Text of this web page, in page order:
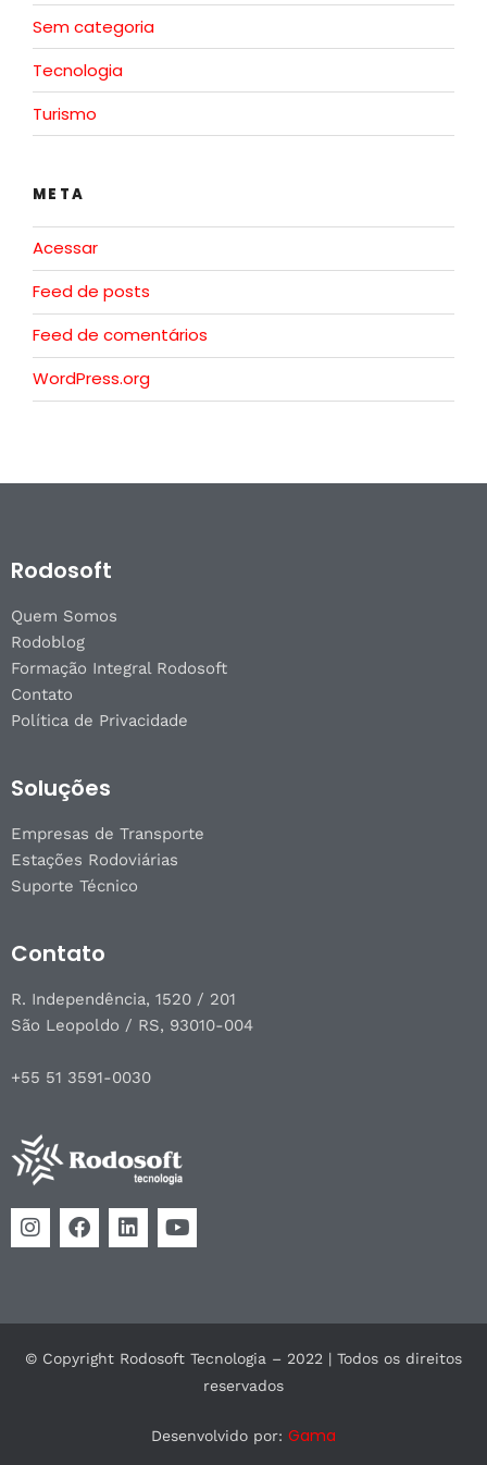
Sem categoria
Tecnologia
Turismo
META
Acessar
Feed de posts
Feed de comentários
WordPress.org
Rodosoft
Quem Somos
Rodoblog
Formação Integral Rodosoft
Contato
Política de Privacidade
Soluções
Empresas de Transporte
Estações Rodoviárias
Suporte Técnico
Contato
R. Independência, 1520 / 201
São Leopoldo / RS, 93010-004
+55 51 3591-0030
© Copyright Rodosoft Tecnologia – 2022 | Todos os direitos
reservados
Desenvolvido por: Gama